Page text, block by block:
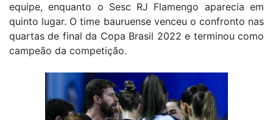
equipe, enquanto o Sesc RJ Flamengo aparecia em
quinto lugar. O time bauruense venceu o confronto nas
quartas de final da Copa Brasil 2022 e terminou como
campeão da competição.